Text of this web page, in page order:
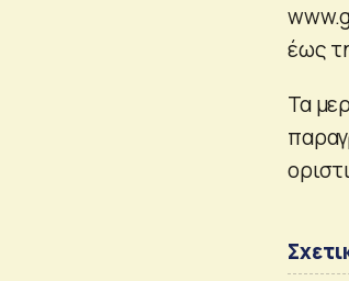
έως
Τα